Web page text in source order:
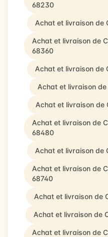
68230
Achat et livraison de
Achat et livraison de
68360
Achat et livraison de
Achat et livraison
Achat et livraison de
Achat et livraison de
68480
Achat et livraison de
Achat et livraison de
68740
Achat et livraison de
Achat et livraison de
Achat et livraison de